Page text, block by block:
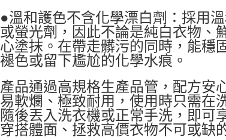
●溫和護色不含化學漂白劑：採用
或螢光劑，因此不論是純白衣物、
心塗抹。在帶走髒污的同時，能穩
褪色或留下尷尬的化學水痕。
產品通過高規格生產品管，配方安
易軟爛、極致耐用，使用時只需在
隨後丟入洗衣機或正常手洗，即可
穿搭體面、拯救高價衣物不可或缺